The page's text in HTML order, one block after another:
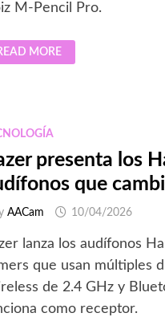
M-Pencil Pro.
MORE
presenta los
que
AACam 10/04/2026
lanza los audífonos
que usan múltiples
de 2.4 GHz y
como receptor.